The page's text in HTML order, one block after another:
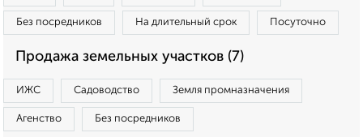
Без посредников На длительный срок Посуточно
Продажа земельных участков (7)
ИЖС Садоводство Земля промназначения
Агенство Без посредников